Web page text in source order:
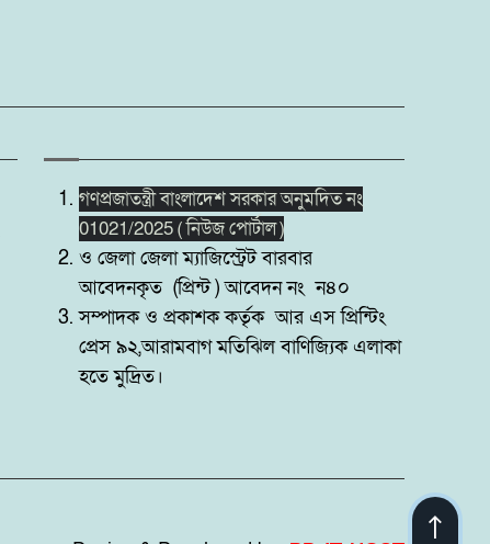
গণপ্রজাতন্ত্রী বাংলাদেশ সরকার অনুমদিত নং
01021/2025 ( নিউজ পোর্টাল )
ও জেলা জেলা ম্যাজিস্ট্রেট বারবার
আবেদনকৃত (প্রিন্ট ) আবেদন নং ন৪০
সম্পাদক ও প্রকাশক কর্তৃক আর এস প্রিন্টিং
প্রেস ৯২,আরামবাগ মতিঝিল বাণিজ্যিক এলাকা
হতে মুদ্রিত।